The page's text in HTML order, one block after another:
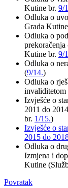
Kutine br. 9/
Odluka o
Grada
Odluka o
prekoračenja
Kutine br. 9/
Odluka o
(9/14.)
Odluka o
invaliditetom
Izvješće o
2011 do
br. 1/15.)
Izvješće o
2015 do
Odluka o
Izmjena i
Kutine
Povratak